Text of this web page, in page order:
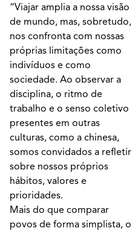
“Viajar amplia a nossa visão
de mundo, mas, sobretudo,
nos confronta com nossas
próprias limitações como
indivíduos e como
sociedade. Ao observar a
disciplina, o ritmo de
trabalho e o senso coletivo
presentes em outras
culturas, como a chinesa,
somos convidados a refletir
sobre nossos próprios
hábitos, valores e
prioridades.
Mais do que comparar
povos de forma simplista, o